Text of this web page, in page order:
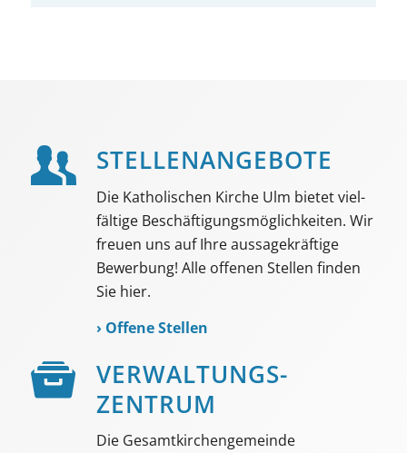
STELLEN­ANGEBOTE
Die Katholischen Kirche Ulm bietet viel­
fältige Beschäf­tigungs­möglich­keiten. Wir
freuen uns auf Ihre aussage­kräftige
Bewerbung! Alle offenen Stellen finden
Sie hier.
› Offene Stellen
VER­WALTUNGS­­
ZENTRUM
Die Gesamtkirchengemeinde